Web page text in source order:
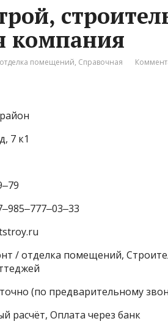
компания
помещений, Справочная
7 к1
/ отделка помещений,
(по предварительному
расчёт, Оплата через банк